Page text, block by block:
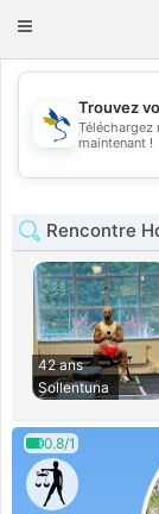
Toggle
💖
Trouvez
Téléchargez
maintenant !
Rencontre
42 ans
Sollentuna
0.8/1